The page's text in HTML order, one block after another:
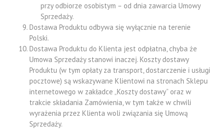
przy odbiorze osobistym – od dnia zawarcia Umowy
Sprzedaży.
Dostawa Produktu odbywa się wyłącznie na terenie
Polski.
Dostawa Produktu do Klienta jest odpłatna, chyba że
Umowa Sprzedaży stanowi inaczej. Koszty dostawy
Produktu (w tym opłaty za transport, dostarczenie i usługi
pocztowe) są wskazywane Klientowi na stronach Sklepu
internetowego w zakładce „Koszty dostawy” oraz w
trakcie składania Zamówienia, w tym także w chwili
wyrażenia przez Klienta woli związania się Umową
Sprzedaży.